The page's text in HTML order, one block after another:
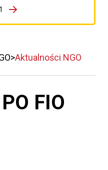
Przejdź do następnego
Aktualności NGO
FIO